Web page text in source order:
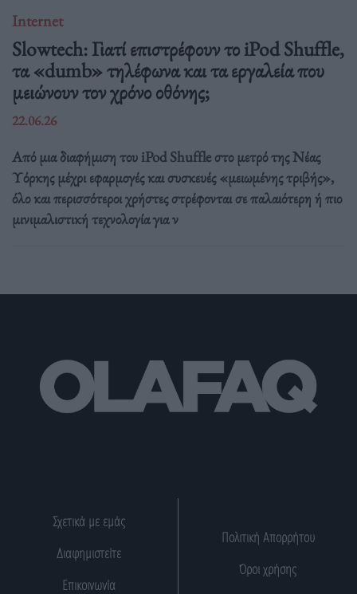
Internet
Slowtech: Γιατί επιστρέφουν το iPod Shuffle,
τα «dumb» τηλέφωνα και τα εργαλεία που
μειώνουν τον χρόνο οθόνης;
22.06.26
Από μια διαφήμιση του iPod Shuffle στο μετρό της Νέας
Υόρκης μέχρι εφαρμογές και συσκευές «μειωμένης τριβής»,
όλο και περισσότεροι χρήστες στρέφονται σε παλαιότερη ή πιο
μινιμαλιστική τεχνολογία για ν
Σχετικά με εμάς
Διαφημιστείτε
Επικοινωνία
Πολιτική Απορρήτου
Όροι χρήσης